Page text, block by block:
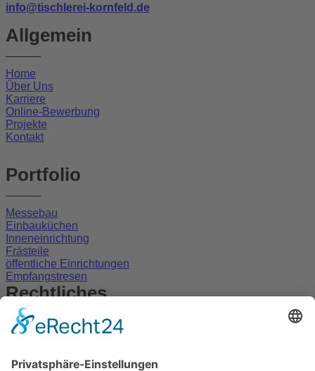
info@tischlerei-kornfeld.de
Allgemein
Home
Über Uns
Karriere
Online-Bewerbung
Projekte
Kontakt
Portfolio
Messebau
Einbauküchen
Inneneinrichtung
Frästeile
öffentliche Einrichtungen
Empfangstresen
Rechtliches
Impressum